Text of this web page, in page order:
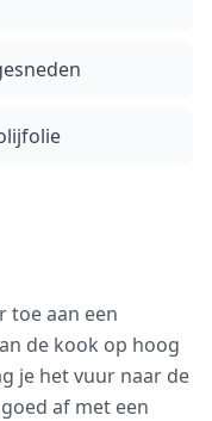
toe aan een
de kook op hoog
je het vuur naar de
af met een